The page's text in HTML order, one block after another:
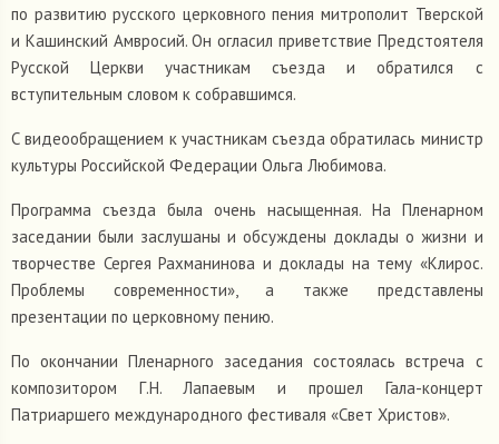
по развитию русского церковного пения митрополит Тверской
и Кашинский Амвросий. Он огласил приветствие Предстоятеля
Русской Церкви участникам съезда и обратился с
вступительным словом к собравшимся.
С видеообращением к участникам съезда обратилась министр
культуры Российской Федерации Ольга Любимова.
Программа съезда была очень насыщенная. На Пленарном
заседании были заслушаны и обсуждены доклады о жизни и
творчестве Сергея Рахманинова и доклады на тему «Клирос.
Проблемы современности», а также представлены
презентации по церковному пению.
По окончании Пленарного заседания состоялась встреча с
композитором Г.Н. Лапаевым и прошел Гала-концерт
Патриаршего международного фестиваля «Свет Христов».